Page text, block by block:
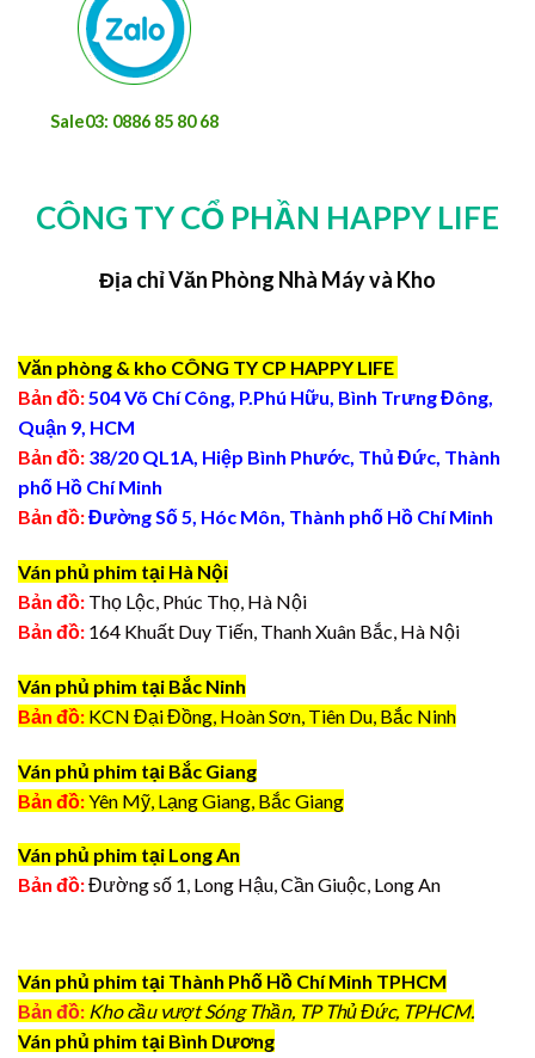
Sale03: 0886 85 80 68
CÔNG TY CỔ PHẦN HAPPY LIFE
Địa chỉ Văn Phòng Nhà Máy và Kho
Văn phòng & kho CÔNG TY CP HAPPY LIFE
Bản đồ:504 Võ Chí Công, P.Phú Hữu, Bình Trưng Đông,
Quận 9, HCM
Bản đồ: 38/20 QL1A, Hiệp Bình Phước, Thủ Đức, Thành
phố Hồ Chí Minh
Bản đồ:Đường Số 5, Hóc Môn, Thành phố Hồ Chí Minh
Ván phủ phim tại Hà Nội
Bản đồ: Thọ Lộc, Phúc Thọ, Hà Nội
Bản đồ: 164 Khuất Duy Tiến, Thanh Xuân Bắc, Hà Nội
Ván phủ phim tại Bắc Ninh
Bản đồ: KCN Đại Đồng, Hoàn Sơn, Tiên Du, Bắc Ninh
Ván phủ phim tại Bắc Giang
Bản đồ:Yên Mỹ, Lạng Giang, Bắc Giang
Ván phủ phim tại Long An
Bản đồ:Đường số 1, Long Hậu, Cần Giuộc, Long An
Ván phủ phim tại Thành Phố Hồ Chí Minh TPHCM
Bản đồ: Kho cầu vượt Sóng Thần, TP Thủ Đức, TPHCM.
Ván phủ phim tại Bình Dương